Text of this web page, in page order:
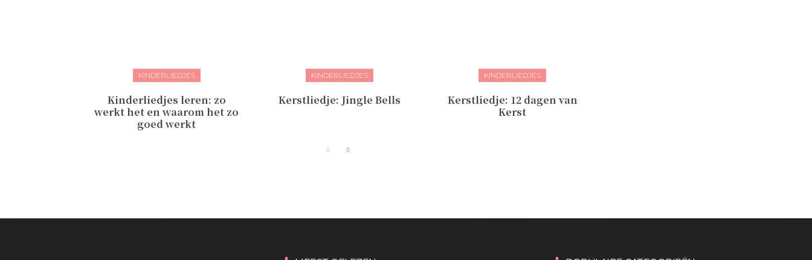
KINDERLIEDJES
Kinderliedjes leren: zo
werkt het en waarom het zo
goed werkt
KINDERLIEDJES
Kerstliedje: Jingle Bells
KINDERLIEDJES
Kerstliedje: 12 dagen van
Kerst